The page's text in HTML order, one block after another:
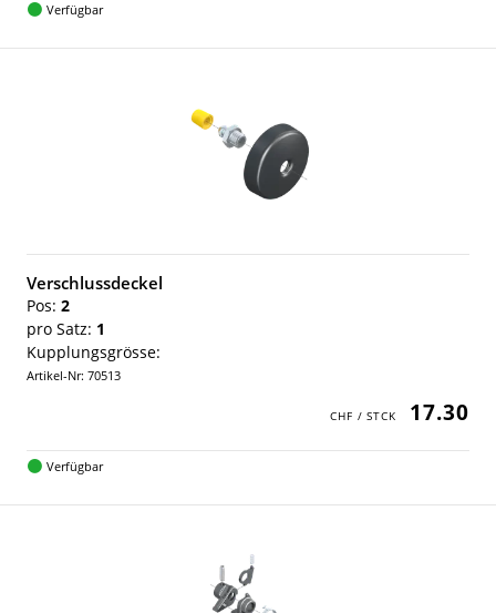
Verfügbar
Verschlussdeckel
Pos: 2
pro Satz: 1
Kupplungsgrösse:
Artikel-Nr: 70513
17.30
Verfügbar